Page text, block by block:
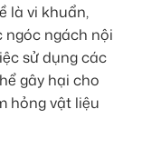
là vi khuẩn,
ngóc ngách nội
sử dụng các
gây hại cho
hỏng vật liệu